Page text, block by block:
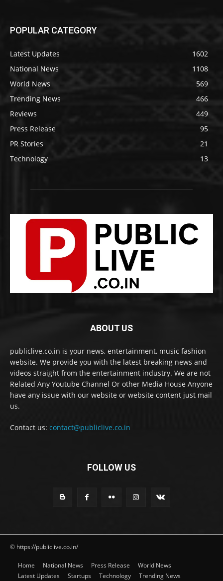
POPULAR CATEGORY
Latest Updates
1602
National News
1108
World News
569
Trending News
466
Reviews
449
Press Release
95
PR Stories
21
Technology
13
ABOUT US
publiclive.co.in is your news, entertainment, music fashion
website. We provide you with the latest breaking news and
videos straight from the entertainment industry. We are not
Related Any Youtube Channel Or other Media House Anyone
have any issue with our website or website content just mail
us.
Contact us: contact@publiclive.co.in
FOLLOW US
© https://publiclive.co.in/
Home National News Press Release
World News
Latest Updates
Startups Technology Trending News